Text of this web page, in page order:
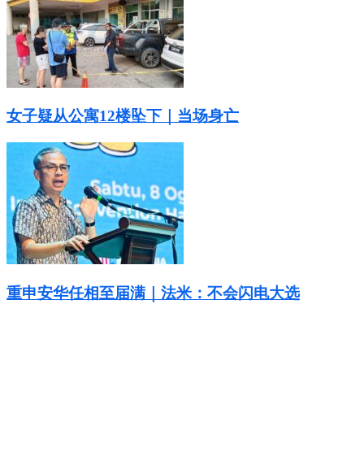
女子疑从公寓12楼坠下｜当场身亡
重申安华任相至届满｜法米：不会闪电大选